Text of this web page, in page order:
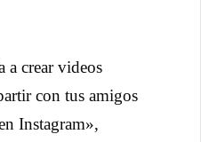
a crear videos
con tus amigos
Instagram»,